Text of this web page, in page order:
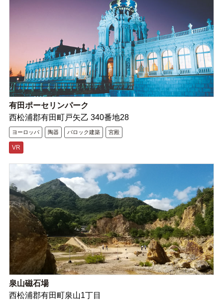
有田ポーセリンパーク
西松浦郡有田町戸矢乙 340番地28
ヨーロッパ 陶器 バロック建築 宮殿
VR
泉山磁石場
西松浦郡有田町泉山1丁目